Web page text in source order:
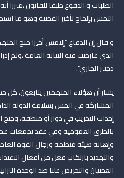
الطلبات و الدفوع طبقا للقانون ،مبرزا
التمس بإلحاح تأخير القضية وهو ما
و قال إن الدفاع “إلتمس أخيرا منح
دجنبر الجاري”.
يشار أن هؤلاء المتهمين يتابعون، كل
المشاركة في المس بسلامة الدولة
إحداث التخريب في دوار أو منطقة،
بالطرق العمومية وفي عقد تجمعات
وإهانة هيئة منظمة ورجال القوة
والتهديد بارتكاب فعل من أفعال
العصيان والتحريض علنا ضد الوحدة